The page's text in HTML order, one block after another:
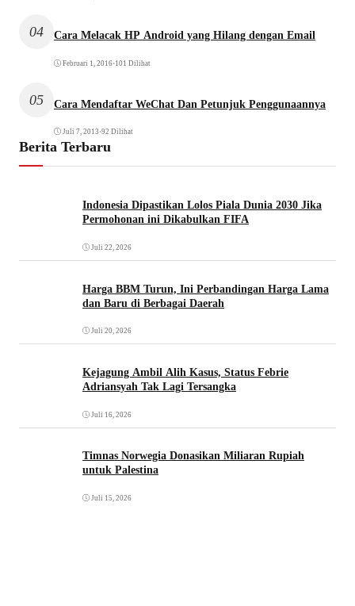
04 Cara Melacak HP Android yang Hilang dengan Email
Februari 1, 2016•101 Dilihat
05 Cara Mendaftar WeChat Dan Petunjuk Penggunaannya
Juli 7, 2013 •92 Dilihat
Berita Terbaru
Indonesia Dipastikan Lolos Piala Dunia 2030 Jika
Permohonan ini Dikabulkan FIFA
Juli 22, 2026
Harga BBM Turun, Ini Perbandingan Harga Lama
dan Baru di Berbagai Daerah
Juli 20, 2026
Kejagung Ambil Alih Kasus, Status Febrie
Adriansyah Tak Lagi Tersangka
Juli 16, 2026
Timnas Norwegia Donasikan Miliaran Rupiah
untuk Palestina
Juli 15, 2026